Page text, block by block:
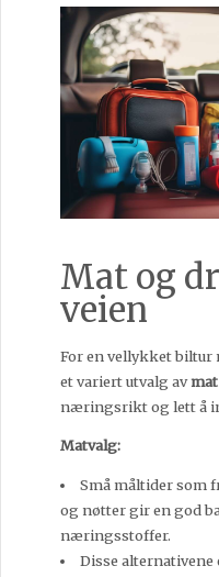
Mat og
veien
For en vellykket biltur
et variert utvalg av
næringsrikt og lett å
Matvalg:
Små måltider som
og nøtter gir en god
næringsstoffer.
Disse alternativene